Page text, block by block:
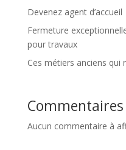
Devenez agent d’accueil
Fermeture
pour travaux
Ces métiers anciens qui
Aucun commentaire à